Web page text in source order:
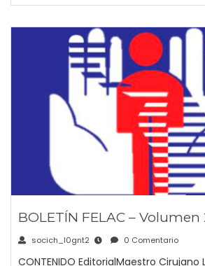
BOLETÍN FELAC – Volumen
socich_l0gnt2 0 Comentario
CONTENIDO EditorialMaestro